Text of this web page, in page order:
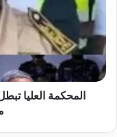
المحكمة العليا